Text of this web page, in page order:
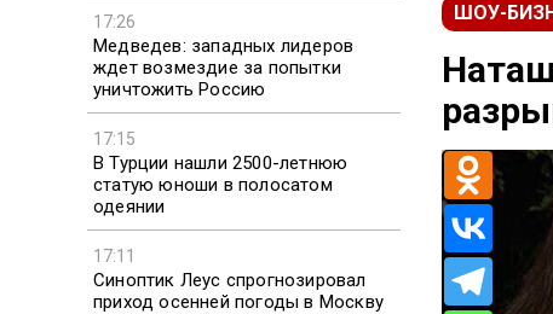
17:26
Медведев: западных лидеров
ждет возмездие за попытки
уничтожить Россию
17:15
В Турции нашли 2500-летнюю
статую юноши в полосатом
одеянии
17:11
Синоптик Леус спрогнозировал
приход осенней погоды в Москву
ШОУ-